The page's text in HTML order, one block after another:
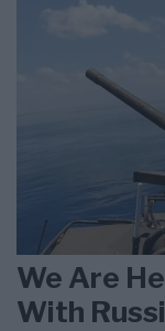
We Are
With